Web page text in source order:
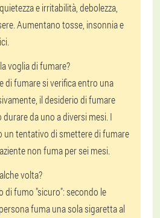
e irritabilità, debolezza,
Aumentano tosse, insonnia e
voglia di fumare?
di fumare si verifica entro una
il desiderio di fumare
da uno a diversi mesi. I
un tentativo di smettere di fumare
non fuma per sei mesi.
volta?
di fumo "sicuro": secondo le
fuma una sola sigaretta al